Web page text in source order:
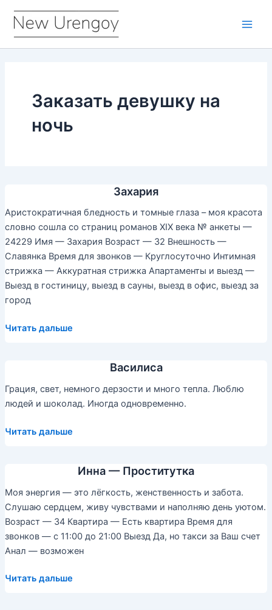
содержимому
Заказать девушку на
ночь
Захария
Аристократичная бледность и томные глаза – моя красота
словно сошла со страниц романов XIX века № анкеты —
24229 Имя — Захария Возраст — 32 Внешность —
Славянка Время для звонков — Круглосуточно Интимная
стрижка — Аккуратная стрижка Апартаменты и выезд —
Выезд в гостиницу, выезд в сауны, выезд в офис, выезд за
город
Захария
Читать дальше
Василиса
Грация, свет, немного дерзости и много тепла. Люблю
людей и шоколад. Иногда одновременно.
Василиса
Читать дальше
Инна — Проститутка
Моя энергия — это лёгкость, женственность и забота.
Слушаю сердцем, живу чувствами и наполняю день уютом.
Возраст — 34 Квартира — Есть квартира Время для
звонков — с 11:00 до 21:00 Выезд Да, но такси за Ваш счет
Анал — возможен
Инна
Читать дальше